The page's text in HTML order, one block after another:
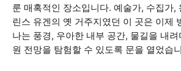
룬 매혹적인 장소입니다. 예술가, 수집가,
린스 유겐의 옛 거주지였던 이 곳은 이제
나는 풍경, 우아한 내부 공간, 물길을 내
원 전망을 탐험할 수 있도록 문을 열었습